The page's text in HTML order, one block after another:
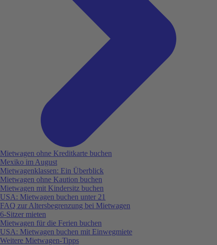
Mietwagen ohne Kreditkarte buchen
Mexiko im August
Mietwagenklassen: Ein Überblick
Mietwagen ohne Kaution buchen
Mietwagen mit Kindersitz buchen
USA: Mietwagen buchen unter 21
FAQ zur Altersbegrenzung bei Mietwagen
6-Sitzer mieten
Mietwagen für die Ferien buchen
USA: Mietwagen buchen mit Einwegmiete
Weitere Mietwagen-Tipps